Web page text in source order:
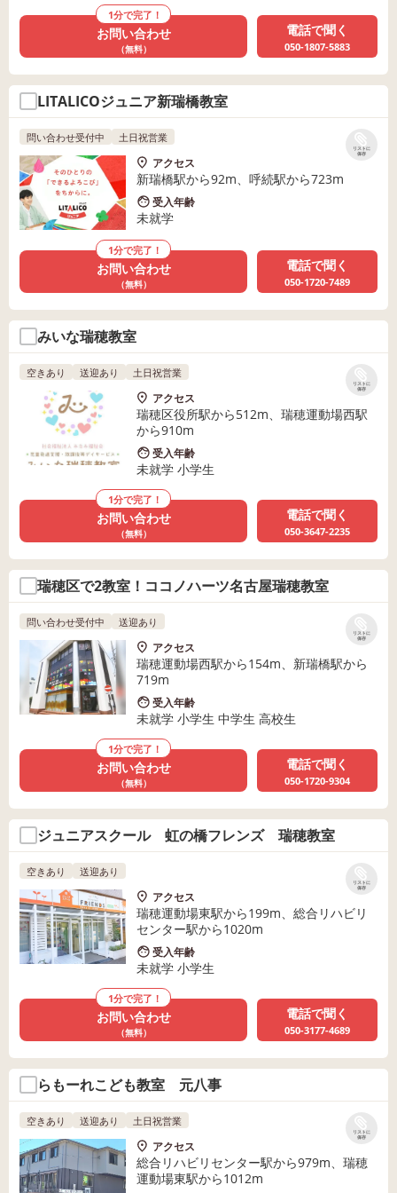
1分で完了！
お問い合わせ
（無料）
電話で聞く
050-1807-5883
LITALICOジュニア新瑞橋教室
リストに
保存
問い合わせ受付中 土日祝営業
アクセス
新瑞橋駅から92m、呼続駅から723m
受入年齢
未就学
1分で完了！
お問い合わせ
（無料）
電話で聞く
050-1720-7489
みいな瑞穂教室
リストに
保存
空きあり 送迎あり 土日祝営業
アクセス
瑞穂区役所駅から512m、瑞穂運動場西駅
から910m
受入年齢
未就学 小学生
1分で完了！
お問い合わせ
（無料）
電話で聞く
050-3647-2235
瑞穂区で2教室！ココノハーツ名古屋瑞穂教室
リストに
保存
問い合わせ受付中 送迎あり
アクセス
瑞穂運動場西駅から154m、新瑞橋駅から
719m
受入年齢
未就学 小学生 中学生 高校生
1分で完了！
お問い合わせ
（無料）
電話で聞く
050-1720-9304
ジュニアスクール 虹の橋フレンズ 瑞穂教室
リストに
保存
空きあり 送迎あり
アクセス
瑞穂運動場東駅から199m、総合リハビリ
センター駅から1020m
受入年齢
未就学 小学生
1分で完了！
お問い合わせ
（無料）
電話で聞く
050-3177-4689
らもーれこども教室 元八事
リストに
保存
空きあり 送迎あり 土日祝営業
アクセス
総合リハビリセンター駅から979m、瑞穂
運動場東駅から1012m